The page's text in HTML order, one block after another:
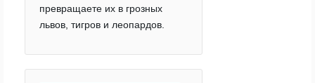
превращаете их в грозных
львов, тигров и леопардов.